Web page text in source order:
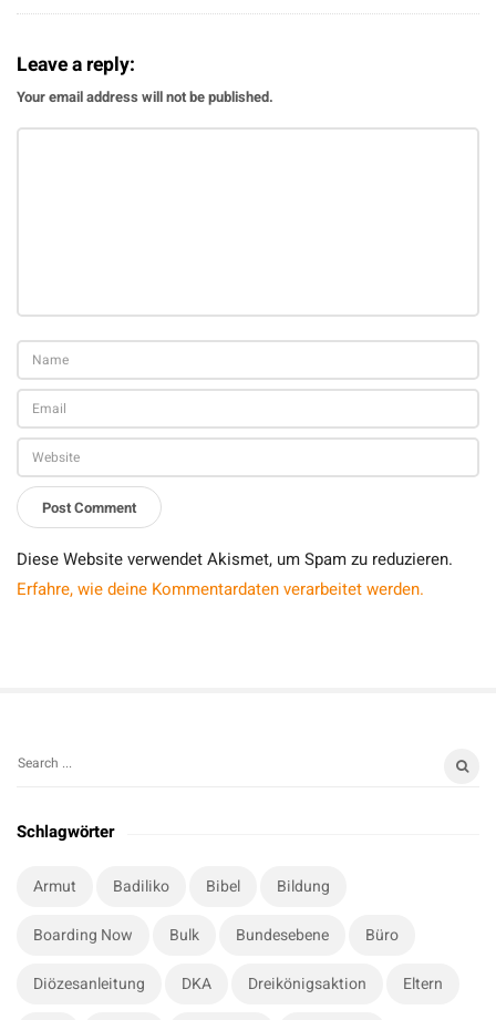
Leave a reply:
Your email address will not be published.
Diese Website verwendet Akismet, um Spam zu reduzieren.
Erfahre, wie deine Kommentardaten verarbeitet werden.
S
t
S
a
Schlagwörter
Armut Badiliko Bibel Bildung
Boarding Now Bulk Bundesebene Büro
Diözesanleitung DKA Dreikönigsaktion Eltern